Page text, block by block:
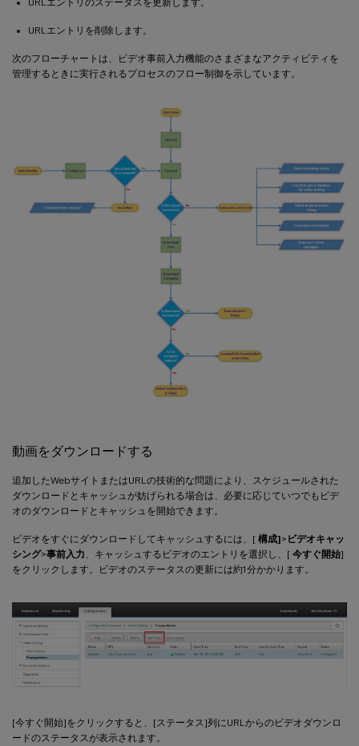
URLエントリを削除します。
次のフローチャートは、ビデオ事前入力機能のさまざまなアクティビティを
管理するときに実行されるプロセスのフロー制御を示しています。
動画をダウンロードする
追加したWebサイトまたはURLの技術的な問題により、スケジュールされた
ダウンロードとキャッシュが妨げられる場合は、必要に応じていつでもビデ
オのダウンロードとキャッシュを開始できます。
ビデオをすぐにダウンロードしてキャッシュするには、[ 構成]> ビデオキャッ
シング>事前入力、キャッシュするビデオのエントリを選択し、[ 今すぐ開始]
をクリックします。ビデオのステータスの更新には約1分かかります。
[今すぐ開始]をクリックすると、[ステータス]列にURLからのビデオダウンロ
ードのステータスが表示されます。